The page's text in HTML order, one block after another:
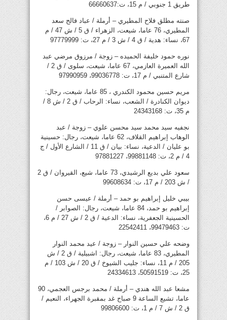
طريق 1 جنوبي / م 15، ت:66660637
صنته مطلق فلاح المطيري – أرملة / عباد فالح سعد
المطيري، 76 عاما، شيعت، الزهراء / ق 5 / ش 47 / م
67، نساء: هدية / ق 4 / ش 3 / م 27، ت: 97779999
نوره حمود خليفة الحميده – زوجة / مرزوق مرضي عبد
الله العميرة العازمي، 67 عاما، شيعت، سلوى / ق 2 /
شارع المتنبي / م 17، ت: 99036778، 97990959
مريم حسين محمود الكندري ، 85 عاما، شيعت، رجال:
ديوان الكنادرة / الشعب، نساء: الرحاب / ق 2 / ش 8 /
م 35، ت: 24343168
نجفيه سيد محمد سيد محسن علوي – زوجة / عبد
الوهاب إبراهيم القلاف، 62 عاما، شيعت، رجال: حسينية
بو عليان / الدعية، نساء: بيان / ق 11 / الشارع الأول / ج
4 / م 2، ت: 99881148، 97881227
سعود علي بديع الرشيدي، 73 عاما، شيع، القيروان / ق 2
/ ش 203 / م 17، ت: 99608634
بيبي خليل إبراهيم بو حمد – أرملة / عيسى حسن
إبراهيم بو حمد، 84 عاما، شيعت، رجال: الصوابر /
الحسينية الجعفرية، نساء: الدعية / ق 2 / ش 27 / م 6،
ت: 99479463، 22542411
وضحه علي حسين النوار – زوجة / عيد محمد النوار
المطيري، 83 عاما، شيعت، رجال: اشبيلية / ق 2 / ش
205 / م 11، نساء: جليب الشيوخ / ق 20 / ش 103 / م
25، ت: 50591519، 24334613
مشعا عبد الله هندي – أرملة / محمد برجس العجمي، 90
عاما، تشيع الساعة 9 صباح غد بمقبرة الجهراء، النعيم /
ق 2 / ش 7 / م 1، ت: 99806600